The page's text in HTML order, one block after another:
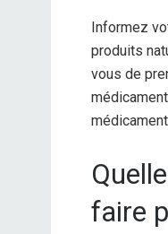
Informez
produits
vous de
faire